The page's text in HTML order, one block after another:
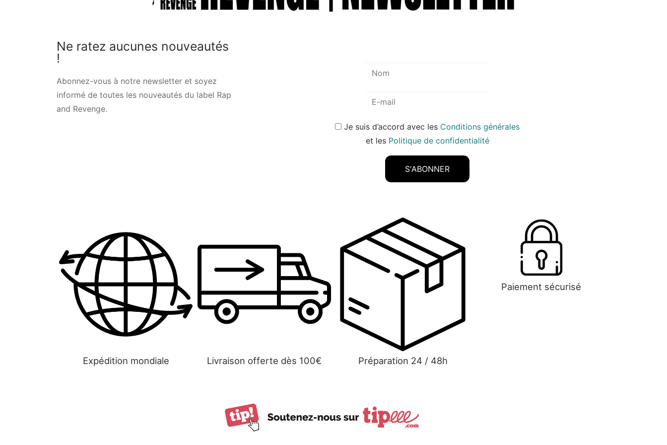
Ne ratez aucunes nouveautés
!
Abonnez-vous à notre newsletter et soyez
informé de toutes les nouveautés du label Rap
and Revenge.
Je suis d’accord avec les Conditions générales
et les Politique de confidentialité
S'ABONNER
Expédition mondiale Livraison offerte dès 100€ Préparation 24 / 48h
Paiement sécurisé